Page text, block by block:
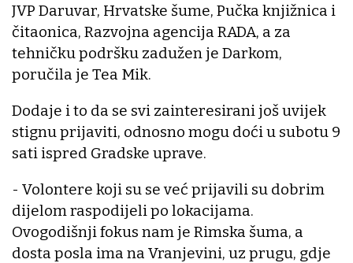
JVP Daruvar, Hrvatske šume, Pučka knjižnica i
čitaonica, Razvojna agencija RADA, a za
tehničku podršku zadužen je Darkom,
poručila je Tea Mik.
Dodaje i to da se svi zainteresirani još uvijek
stignu prijaviti, odnosno mogu doći u subotu 9
sati ispred Gradske uprave.
- Volontere koji su se već prijavili su dobrim
dijelom raspodijeli po lokacijama.
Ovogodišnji fokus nam je Rimska šuma, a
dosta posla ima na Vranjevini, uz prugu, gdje